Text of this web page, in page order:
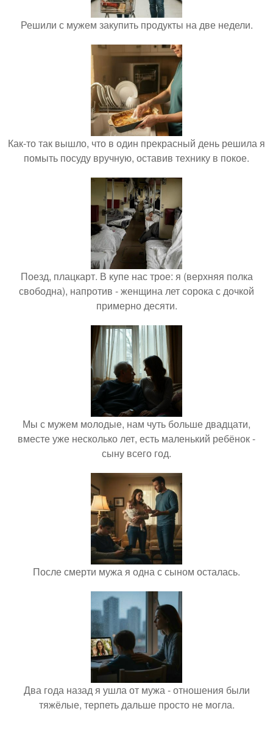
Решили с мужем закупить продукты на две недели.
Как-то так вышло, что в один прекрасный день решила я
помыть посуду вручную, оставив технику в покое.
Поезд, плацкарт. В купе нас трое: я (верхняя полка
свободна), напротив - женщина лет сорока с дочкой
примерно десяти.
Мы с мужем молодые, нам чуть больше двадцати,
вместе уже несколько лет, есть маленький ребёнок -
сыну всего год.
После смерти мужа я одна с сыном осталась.
Два года назад я ушла от мужа - отношения были
тяжёлые, терпеть дальше просто не могла.